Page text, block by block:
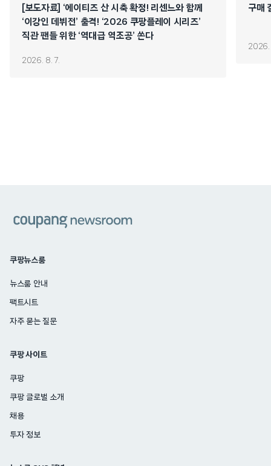
[보도자료] ‘에이티즈 산 시축 확정! 리센느와 함께
‘이강인 데뷔전’ 출격! ‘2026 쿠팡플레이 시리즈’
직관 팬들 위한 ‘역대급 역조공’ 쏜다
2026. 8. 7.
구매
2026.
쿠팡뉴스룸
뉴스룸 안내
팩트시트
자주 묻는 질문
쿠팡 사이트
쿠팡
쿠팡 글로벌 소개
채용
투자 정보